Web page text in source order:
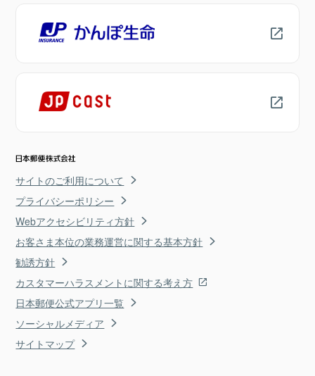
サイトのご利用について
プライバシーポリシー
Webアクセシビリティ方針
お客さま本位の業務運営に関する基本方針
勧誘方針
カスタマーハラスメントに関する考え方
日本郵便公式アプリ一覧
ソーシャルメディア
サイトマップ